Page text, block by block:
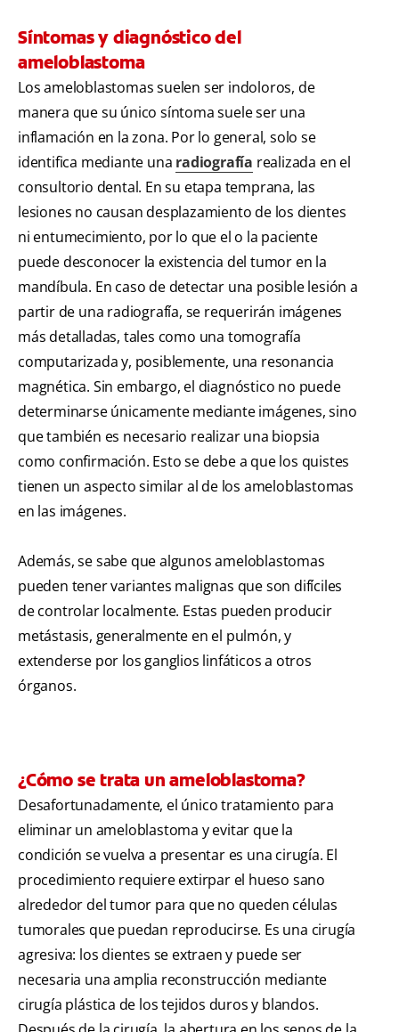
Síntomas y diagnóstico del
ameloblastoma
Los ameloblastomas suelen ser indoloros, de
manera que su único síntoma suele ser una
inflamación en la zona. Por lo general, solo se
identifica mediante una radiografía realizada en el
consultorio dental. En su etapa temprana, las
lesiones no causan desplazamiento de los dientes
ni entumecimiento, por lo que el o la paciente
puede desconocer la existencia del tumor en la
mandíbula. En caso de detectar una posible lesión a
partir de una radiografía, se requerirán imágenes
más detalladas, tales como una tomografía
computarizada y, posiblemente, una resonancia
magnética. Sin embargo, el diagnóstico no puede
determinarse únicamente mediante imágenes, sino
que también es necesario realizar una biopsia
como confirmación. Esto se debe a que los quistes
tienen un aspecto similar al de los ameloblastomas
en las imágenes.
Además, se sabe que algunos ameloblastomas
pueden tener variantes malignas que son difíciles
de controlar localmente. Estas pueden producir
metástasis, generalmente en el pulmón, y
extenderse por los ganglios linfáticos a otros
órganos.
¿Cómo se trata un ameloblastoma?
Desafortunadamente, el único tratamiento para
eliminar un ameloblastoma y evitar que la
condición se vuelva a presentar es una cirugía. El
procedimiento requiere extirpar el hueso sano
alrededor del tumor para que no queden células
tumorales que puedan reproducirse. Es una cirugía
agresiva: los dientes se extraen y puede ser
necesaria una amplia reconstrucción mediante
cirugía plástica de los tejidos duros y blandos.